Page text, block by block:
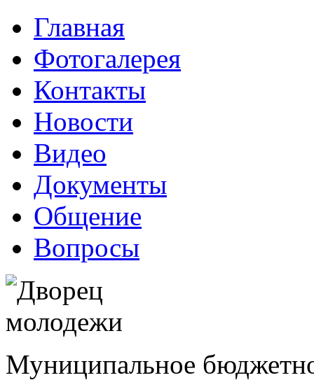
Главная
Фотогалерея
Контакты
Новости
Видео
Документы
Общение
Вопросы
Муниципальное